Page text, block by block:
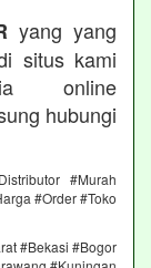
yang yang
situs kami
online
hubungi
#Murah
#Order #Toko
#Bekasi #Bogor